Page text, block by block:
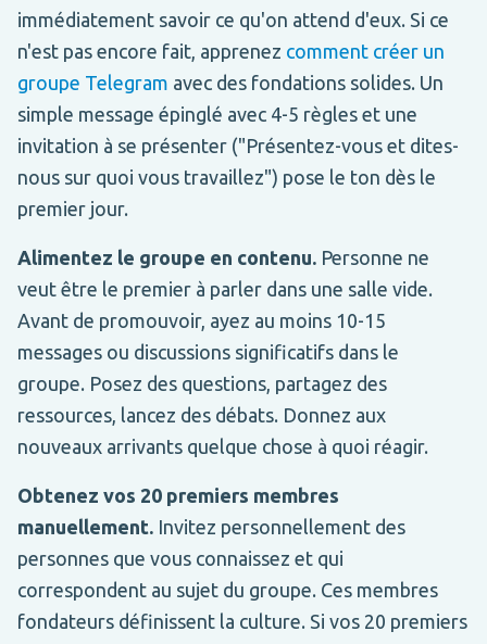
immédiatement savoir ce qu'on attend d'eux. Si ce
n'est pas encore fait, apprenez comment créer un
groupe Telegram avec des fondations solides. Un
simple message épinglé avec 4-5 règles et une
invitation à se présenter ("Présentez-vous et dites-
nous sur quoi vous travaillez") pose le ton dès le
premier jour.
Alimentez le groupe en contenu. Personne ne
veut être le premier à parler dans une salle vide.
Avant de promouvoir, ayez au moins 10-15
messages ou discussions significatifs dans le
groupe. Posez des questions, partagez des
ressources, lancez des débats. Donnez aux
nouveaux arrivants quelque chose à quoi réagir.
Obtenez vos 20 premiers membres
manuellement. Invitez personnellement des
personnes que vous connaissez et qui
correspondent au sujet du groupe. Ces membres
fondateurs définissent la culture. Si vos 20 premiers